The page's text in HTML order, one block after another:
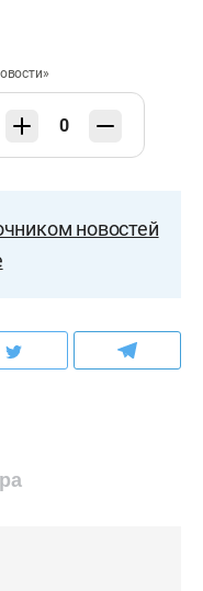
0
новостей